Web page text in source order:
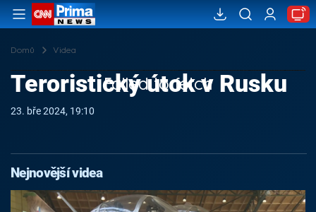
Domů Videa
Failed to fetch
Teroristický útok v Rusku
23. bře 2024, 19:10
Nejnovější videa